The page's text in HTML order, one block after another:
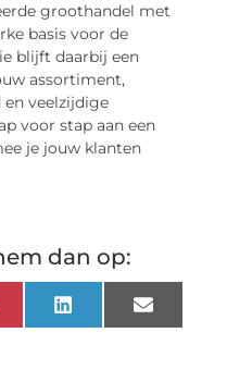
groothandel met
basis voor de
blijft daarbij een
assortiment,
en veelzijdige
voor stap aan een
je jouw klanten
dan op:
LinkedInEmail